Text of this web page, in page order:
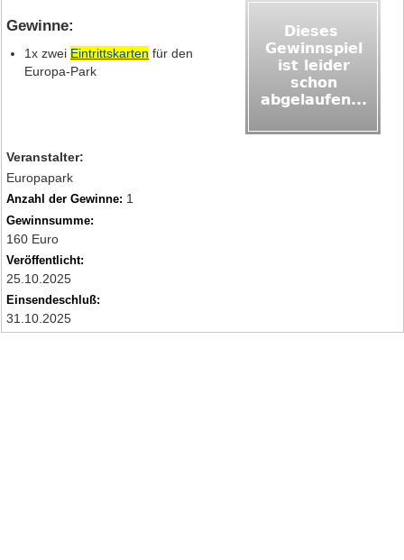
Gewinne:
1x zwei Eintrittskarten für den
Europa-Park
Veranstalter:
Europapark
Anzahl der Gewinne: 1
Gewinnsumme:
160 Euro
Veröffentlicht:
25.10.2025
Einsendeschluß:
31.10.2025